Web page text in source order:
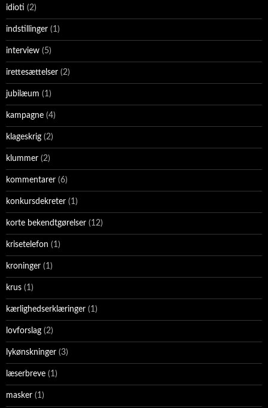
idioti (2)
indstillinger (1)
interview (5)
irettesættelser (2)
jubilæum (1)
kampagne (4)
klageskrig (2)
klummer (2)
kommentarer (6)
konkursdekreter (1)
korte bekendtgørelser (12)
krisetelefon (1)
kroninger (1)
krus (1)
kærlighedserklæringer (1)
lovforslag (2)
lykønskninger (3)
læserbreve (1)
masker (1)